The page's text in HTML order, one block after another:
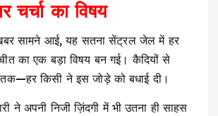
का विषय
सामने आई, यह सतना सेंट्रल जेल में हर
का एक बड़ा विषय बन गई। कैदियों से
किसी ने इस जोड़े को बधाई दी।
ने अपनी निजी ज़िंदगी में भी उतना ही साहस